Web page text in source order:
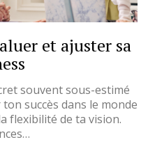
et ajuster sa
souvent sous-estimé
succès dans le monde
flexibilité de ta vision.